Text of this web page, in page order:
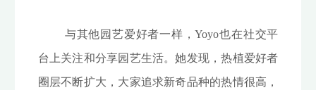
与其他园艺爱好者一样，Yoyo也在社交平
台上关注和分享园艺生活。她发现，热植爱好者
圈层不断扩大，大家追求新奇品种的热情很高，